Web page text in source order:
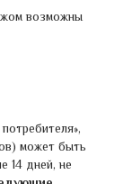
возможны
может быть
14 дней, не